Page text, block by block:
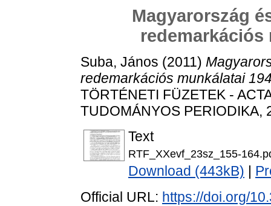
Magyarország
redemarkációs
Suba, János (2011)
redemarkációs munkálatai
TÖRTÉNETI FÜZETEK -
TUDOMÁNYOS PERIODIKA,
Text
RTF_XXevf_23sz_155-
Download (443kB)
Official URL: https://doi.org/